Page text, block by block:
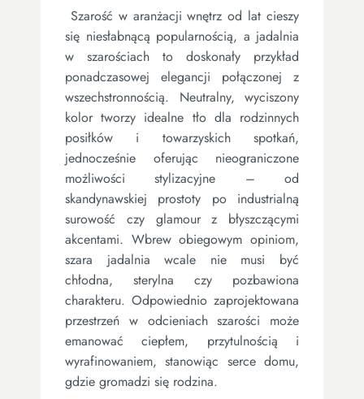
Szarość w aranżacji wnętrz od lat cieszy
się niesłabnącą popularnością, a jadalnia
w szarościach to doskonały przykład
ponadczasowej elegancji połączonej z
wszechstronnością. Neutralny, wyciszony
kolor tworzy idealne tło dla rodzinnych
posiłków i towarzyskich spotkań,
jednocześnie oferując nieograniczone
możliwości stylizacyjne – od
skandynawskiej prostoty po industrialną
surowość czy glamour z błyszczącymi
akcentami. Wbrew obiegowym opiniom,
szara jadalnia wcale nie musi być
chłodna, sterylna czy pozbawiona
charakteru. Odpowiednio zaprojektowana
przestrzeń w odcieniach szarości może
emanować ciepłem, przytulnością i
wyrafinowaniem, stanowiąc serce domu,
gdzie gromadzi się rodzina.